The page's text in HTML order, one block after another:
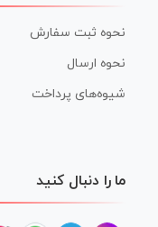
نحوه ثبت سفارش
نحوه ارسال
شیوه‌های پرداخت
ما را دنبال کنید